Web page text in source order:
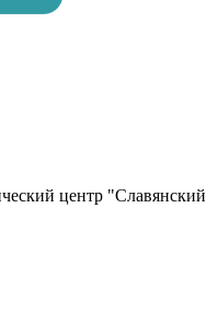
центр "Славянский